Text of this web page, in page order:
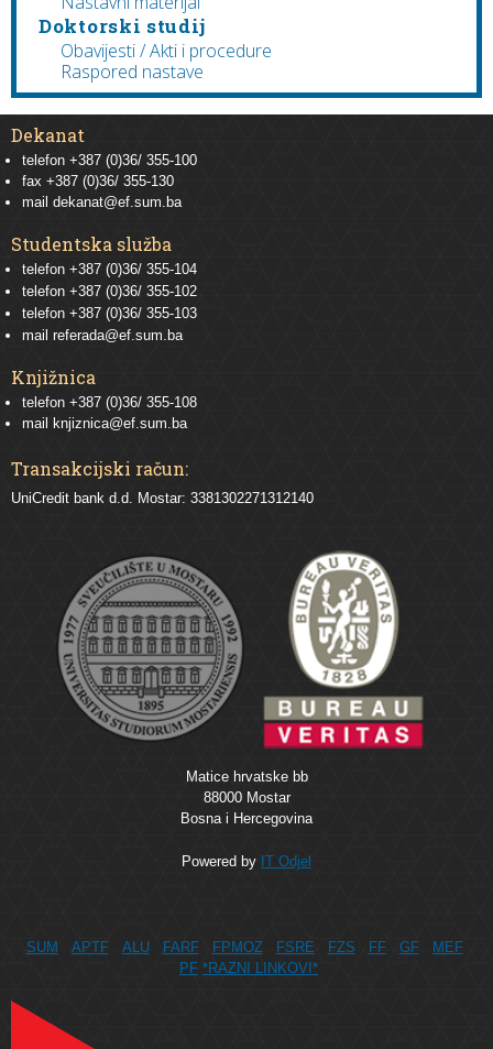
Doktorski studij
Obavijesti / Akti i procedure
Raspored nastave
Dekanat
telefon +387 (0)36/ 355-100
fax +387 (0)36/ 355-130
mail dekanat@ef.sum.ba
Studentska služba
telefon +387 (0)36/ 355-104
telefon +387 (0)36/ 355-102
telefon +387 (0)36/ 355-103
mail referada@ef.sum.ba
Knjižnica
telefon +387 (0)36/ 355-108
mail knjiznica@ef.sum.ba
Transakcijski račun:
UniCredit bank d.d. Mostar: 3381302271312140
Matice hrvatske bb
88000 Mostar
Bosna i Hercegovina
Powered by IT Odjel
SUM APTF ALU FARF FPMOZ FSRE FZS FF GF
MEF
PF *RAZNI LINKOVI*